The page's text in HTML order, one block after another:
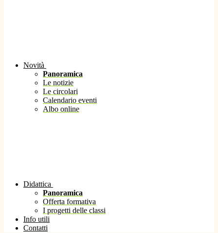
Novità
Panoramica
Le notizie
Le circolari
Calendario eventi
Albo online
Didattica
Panoramica
Offerta formativa
I progetti delle classi
Info utili
Contatti